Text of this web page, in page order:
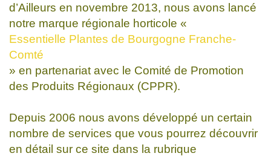
d’Ailleurs en novembre 2013, nous avons lancé
notre marque régionale horticole «
Essentielle Plantes de Bourgogne Franche-
Comté
» en partenariat avec le Comité de Promotion
des Produits Régionaux (CPPR).
Depuis 2006 nous avons développé un certain
nombre de services que vous pourrez découvrir
en détail sur ce site dans la rubrique